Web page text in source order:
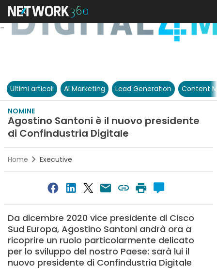
Ultimi articoli AI Marketing Lead Generation Content
NOMINE
Agostino Santoni è il nuovo presidente
di Confindustria Digitale
Home Executive
Da dicembre 2020 vice presidente di Cisco
Sud Europa, Agostino Santoni andrà ora a
ricoprire un ruolo particolarmente delicato
per lo sviluppo del nostro Paese: sarà lui il
nuovo presidente di Confindustria Digitale